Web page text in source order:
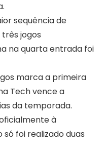
sequência de
jogos
na quarta entrada foi
marca a primeira
Tech vence a
da temporada.
à
foi realizado duas